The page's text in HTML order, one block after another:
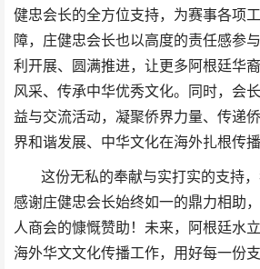
健忠会长的全方位支持，为赛事各项
障， 庄健忠会长也以高度的责任感参
利开展、圆满推进，让更多阿根廷华
风采、传承中华优秀文化。同时，会
益与交流活动，凝聚侨界力量、传递
界和谐发展、中华文化在海外扎根传
这份无私的奉献与实打实的支持，
感谢庄健忠会长始终如一的鼎力相助
人商会的慷慨赞助！未来，阿根廷水
海外华文文化传播工作，用好每一份